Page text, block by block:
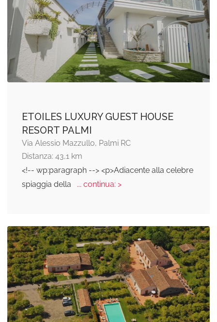
ETOILES LUXURY GUEST HOUSE
RESORT PALMI
Via Alessio Mazzullo, Palmi RC
Distanza: 43,1 km
<!-- wp:paragraph --> <p>Adiacente alla celebre
spiaggia della
... continua: >